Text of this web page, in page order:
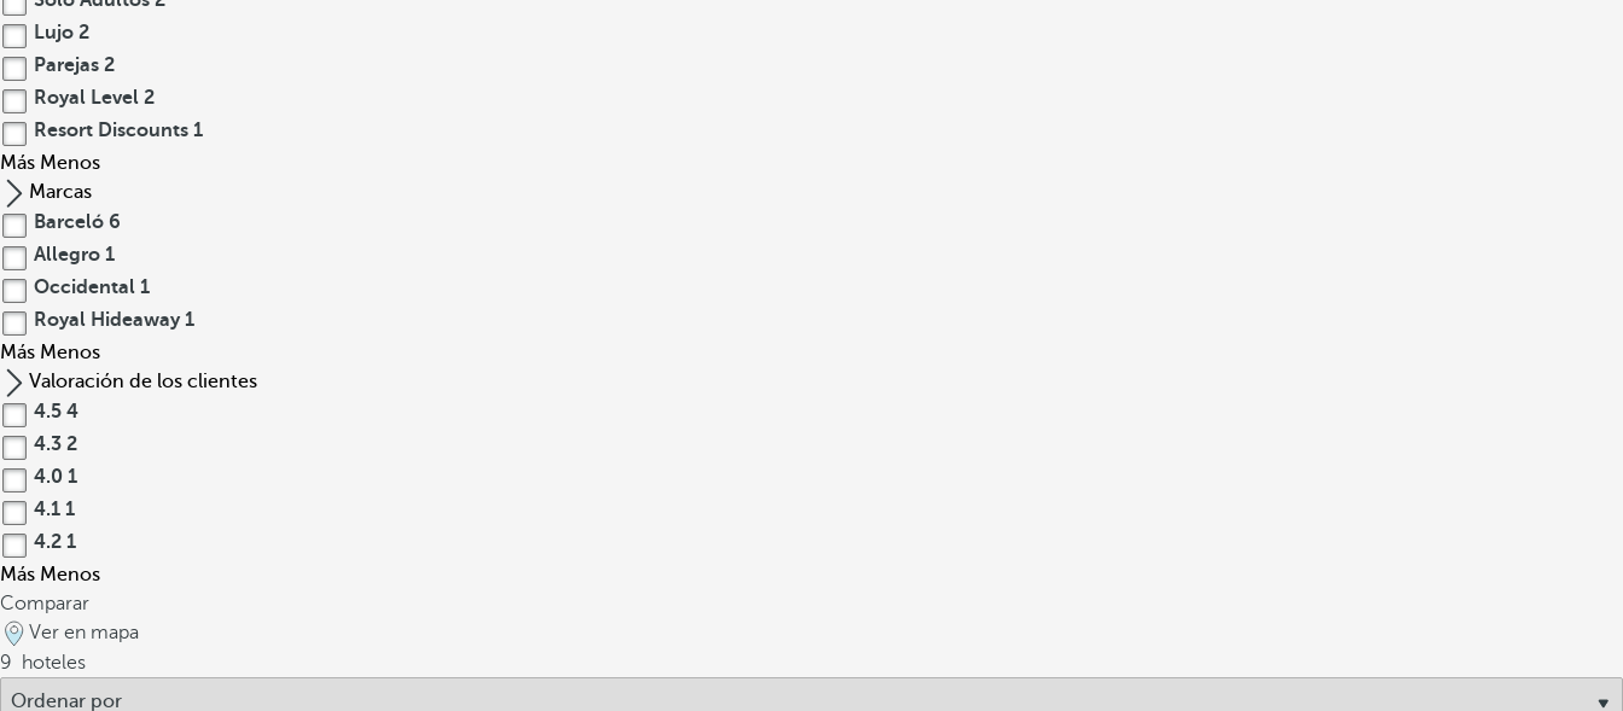
Lujo 2
Parejas 2
Royal Level 2
Resort Discounts 1
Más Menos
Marcas
Barceló 6
Allegro 1
Occidental 1
Royal Hideaway 1
Más Menos
Valoración de los clientes
4.5 4
4.3 2
4.0 1
4.1 1
4.2 1
Más Menos
Comparar
Ver en mapa
9
hoteles